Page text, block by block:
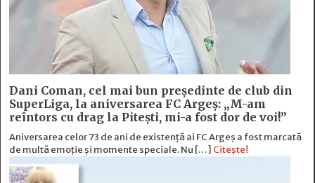
Dani Coman, cel mai bun preşedinte de club din
SuperLiga, la aniversarea FC Argeş: „M-am
reîntors cu drag la Piteşti, mi-a fost dor de voi!”
Aniversarea celor 73 de ani de existență ai FC Argeș a fost marcată
de multă emoție şi momente speciale. Nu […] Citește!